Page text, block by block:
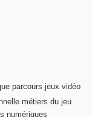
parcours jeux vidéo
métiers du jeu
numériques